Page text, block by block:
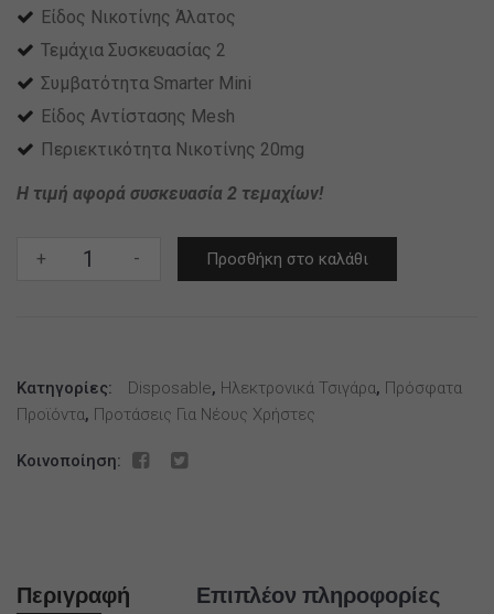
Είδος Νικοτίνης Άλατος
Τεμάχια Συσκευασίας 2
Συμβατότητα Smarter Mini
Είδος Αντίστασης Mesh
Περιεκτικότητα Νικοτίνης 20mg
Η τιμή αφορά συσκευασία 2 τεμαχίων!
+
Smarter
Cream
20mg
ποσότητα
- Προσθήκη στο καλάθι
Κατηγορίες: Disposable, Ηλεκτρονικά Τσιγάρα, Πρόσφατα
Προϊόντα, Προτάσεις Για Νέους Χρήστες
Κοινοποίηση:
Περιγραφή Επιπλέον πληροφορίες